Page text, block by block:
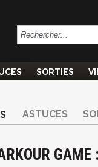
SORTIES
ASTUCES